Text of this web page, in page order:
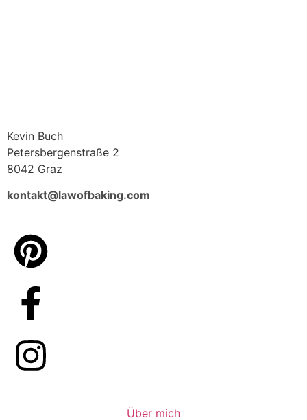
Kevin Buch
Petersbergenstraße 2
8042 Graz
kontakt@lawofbaking.com
Über mich